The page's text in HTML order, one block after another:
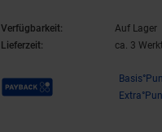
Verfügbarkeit:
Auf Lager
Lieferzeit:
ca. 3
Payback Punkte